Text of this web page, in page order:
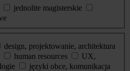
jednolite magisterskie
design, projektowanie, architektura
human resources
UX,
języki obce, komunikacja